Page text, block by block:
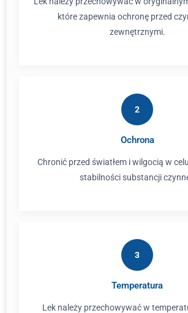
które zapewnia ochronę przed
zewnętrznymi.
2
Ochrona
Chronić przed światłem i wilgocią w
stabilności substancji
3
Temperatura
Lek należy przechowywać w